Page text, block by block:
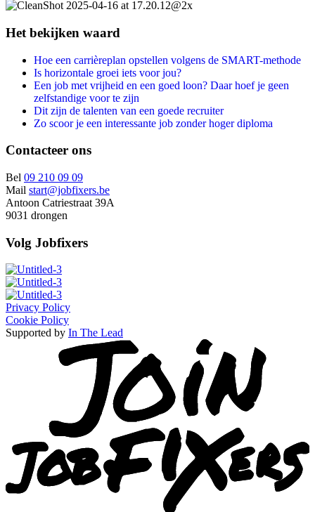
Het bekijken waard
Hoe een carrièreplan opstellen volgens de SMART-methode
Is horizontale groei iets voor jou?
Een job met vrijheid en een goed loon? Daar hoef je geen
zelfstandige voor te zijn
Dit zijn de talenten van een goede recruiter
Zo scoor je een interessante job zonder hoger diploma
Contacteer ons
Bel 09 210 09 09
Mail start@jobfixers.be
Antoon Catriestraat 39A
9031 drongen
Volg Jobfixers
Privacy Policy
Cookie Policy
Supported by In The Lead